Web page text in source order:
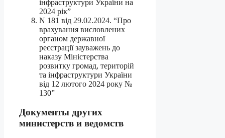
інфраструктури України на
2024 рік”
N 181 від 29.02.2024. “Про
врахування висловлених
органом державної
реєстрації зауважень до
наказу Міністерства
розвитку громад, територій
та інфраструктури України
від 12 лютого 2024 року №
130”
Документы других
министерств и ведомств